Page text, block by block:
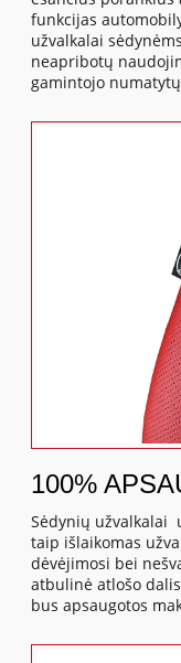
funkcijas
užvalkalai
neapribotų
gamintojo
100%
Sėdynių užvalkalai
taip išlaikomas
dėvėjimosi bei
atbulinė atlošo
bus apsaugotos